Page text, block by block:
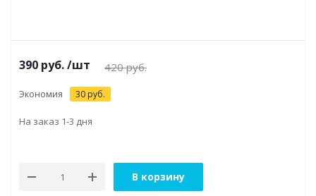
390 руб./шт 420руб.
Экономия 30 руб.
На заказ 1-3 дня
В корзину